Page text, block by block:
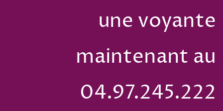
une voyante
maintenant au
04.97.245.222